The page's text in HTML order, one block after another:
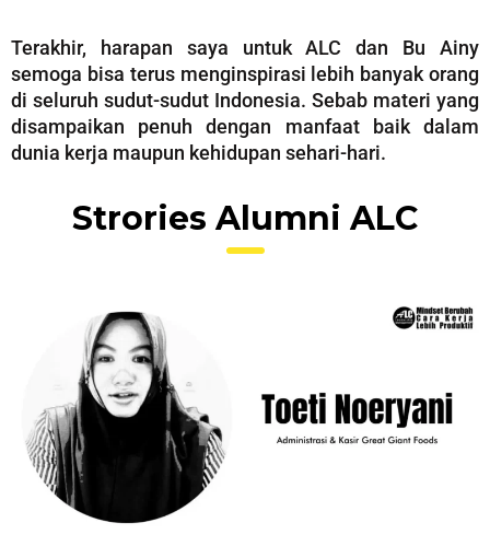
Terakhir, harapan saya untuk ALC dan Bu Ainy
semoga bisa terus menginspirasi lebih banyak orang
di seluruh sudut-sudut Indonesia. Sebab materi yang
disampaikan penuh dengan manfaat baik dalam
dunia kerja maupun kehidupan sehari-hari.
Strories Alumni ALC